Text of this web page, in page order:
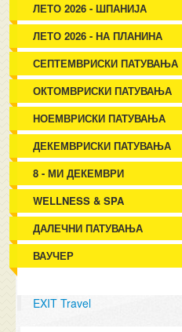
ЛЕТО 2026 - ШПАНИЈА
ЛЕТО 2026 - НА ПЛАНИНА
СЕПТЕМВРИСКИ ПАТУВАЊА
ОКТОМВРИСКИ ПАТУВАЊА
НОЕМВРИСКИ ПАТУВАЊА
ДЕКЕМВРИСКИ ПАТУВАЊА
8 - МИ ДЕКЕМВРИ
WELLNESS & SPA
ДАЛЕЧНИ ПАТУВАЊА
ВАУЧЕР
EXIT Travel